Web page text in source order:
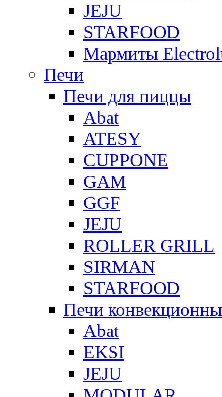
JEJU
STARFOOD
Мармиты
Печи
Печи для пиццы
Abat
ATESY
CUPPONE
GAM
GGF
JEJU
ROLLER GRILL
SIRMAN
STARFOOD
Печи
Abat
EKSI
JEJU